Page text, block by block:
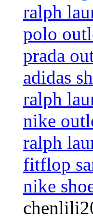
ralph
polo
prada
adidas
ralph
nike
ralph
fitflop
nike